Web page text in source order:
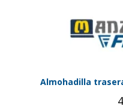
Almohadilla